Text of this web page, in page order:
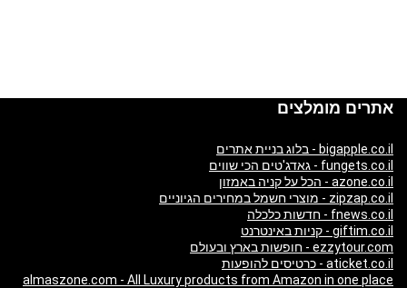
אתרים מומלצים
bigapple.co.il - בלוג בניית אתרים
fungets.co.il - גאדג'טים הכי שווים
azone.co.il - הכל על קניה באמזון
zipzap.co.il - מוצרי חשמל במחירים הגיוניים
fnews.co.il - חדשות כלכלה
giftim.co.il - קניות באינטרנט
ezzytour.com - חופשות בארץ ובעולם
aticket.co.il - כרטיסים להופעות
almaszone.com - All Luxury products from Amazon in one place